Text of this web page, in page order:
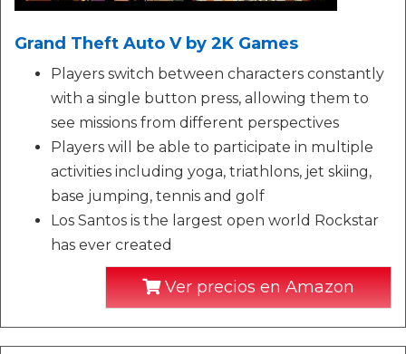
Grand Theft Auto V by 2K Games
Players switch between characters constantly
with a single button press, allowing them to
see missions from different perspectives
Players will be able to participate in multiple
activities including yoga, triathlons, jet skiing,
base jumping, tennis and golf
Los Santos is the largest open world Rockstar
has ever created
Ver precios en Amazon